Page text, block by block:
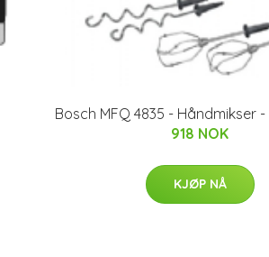
Bosch MFQ 4835 - Håndmikser
918 NOK
KJØP NÅ